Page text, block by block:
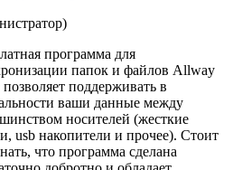
программа для
папок и файлов Allway
позволяет поддерживать в
ваши данные между
носителей (жесткие
usb накопители и прочее). Стоит
что программа сделана